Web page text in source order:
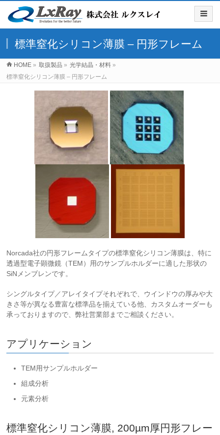
標準窒化シリコン薄膜 – 円形フレーム
HOME » 取扱製品 » 光学結晶・材料 »
標準窒化シリコン薄膜 – 円形フレーム
Norcada社の円形フレームタイプの標準窒化シリコン薄膜は、特に
透過型電子顕微鏡（TEM）用のサンプルホルダーに適した形状の
SiNメンブレンです。
シングルタイプ／アレイタイプそれぞれで、ウインドウの厚みや大
きさ等が異なる豊富な標準品を揃えている他、カスタムオーダーも
承っておりますので、弊社営業部までご相談ください。
アプリケーション
TEM用サンプルホルダー
組成分析
元素分析
標準窒化シリコン薄膜, 200µm厚円形フレー